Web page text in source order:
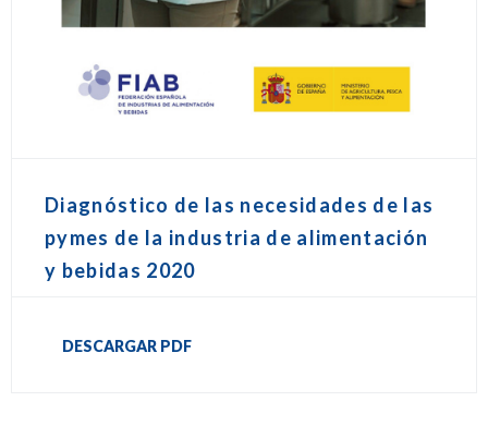
Diagnóstico de las necesidades de las
pymes de la industria de alimentación
y bebidas 2020
DESCARGAR PDF